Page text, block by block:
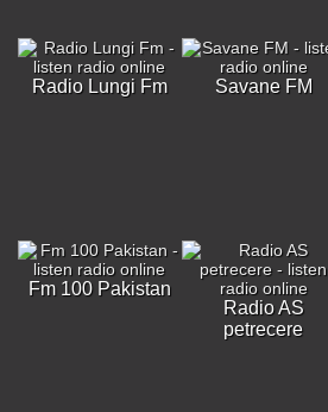
Radio Lungi Fm Savane FM
Fm 100 Pakistan
Radio AS
petrecere